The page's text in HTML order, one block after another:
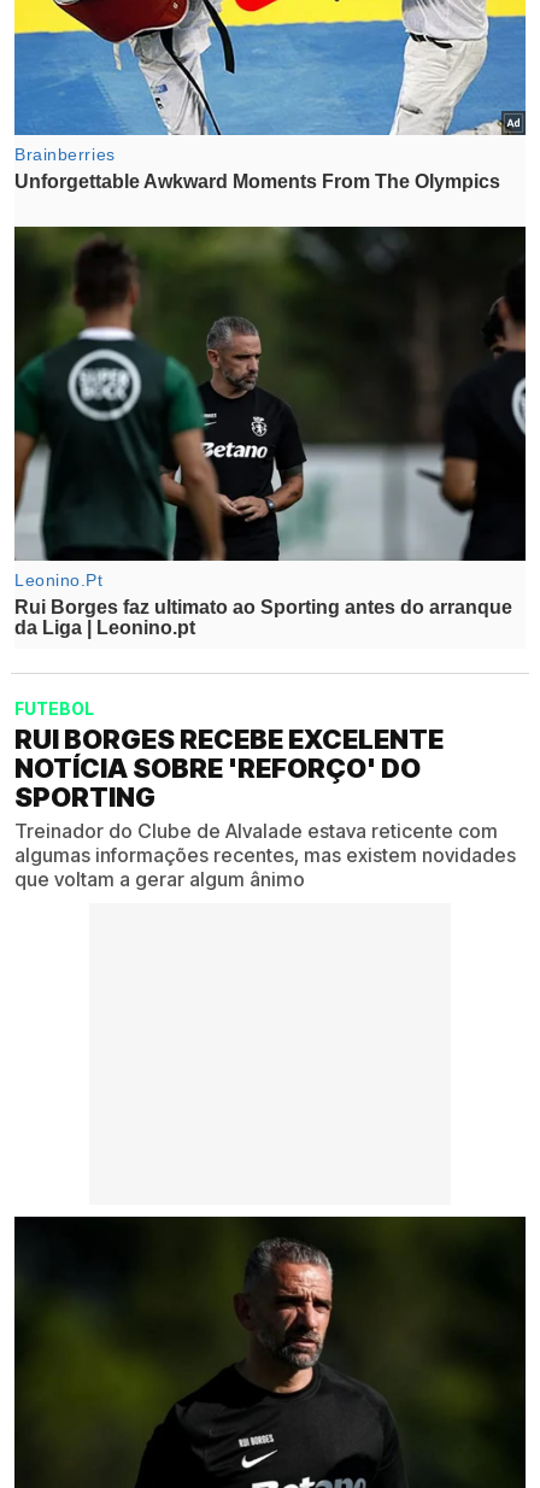
FUTEBOL
RUI BORGES RECEBE EXCELENTE
NOTÍCIA SOBRE 'REFORÇO' DO
SPORTING
Treinador do Clube de Alvalade estava reticente com
algumas informações recentes, mas existem novidades
que voltam a gerar algum ânimo